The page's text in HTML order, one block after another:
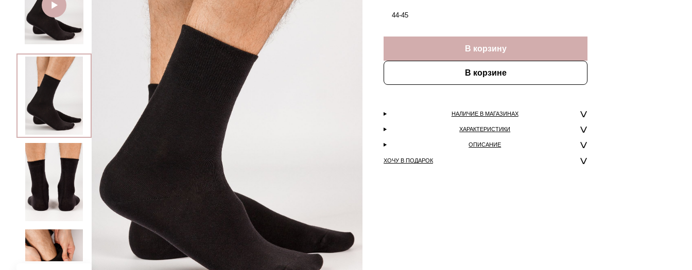
44-45
В корзину
В корзине
НАЛИЧИЕ В МАГАЗИНАХ
ХАРАКТЕРИСТИКИ
ОПИСАНИЕ
ХОЧУ В ПОДАРОК